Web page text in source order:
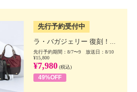
先行予約受付中
ラ・バガジェリー 復刻！...
先行予約期間：8/7〜9 放送日：8/10
¥15,800
¥7,980 (税込)
49%OFF